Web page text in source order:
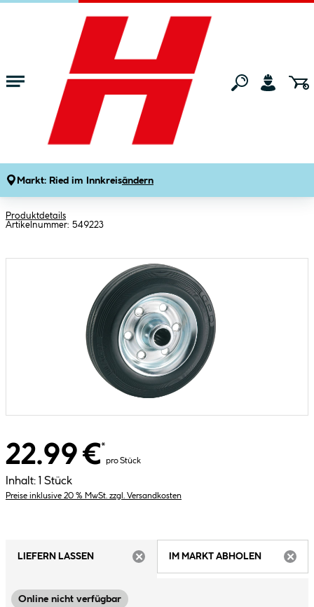
Zum Hauptinhalt springen
Markt: Ried im Innkreisändern
Maschinen & Werkzeuge Eisenwaren
Dörner + Helmer
Vollgummireifen Stahlfelge und
Produktdetails
Artikelnummer: 549223
22.99 €*
pro Stück
Inhalt: 1 Stück
Preise inklusive 20 % MwSt. zzgl. Versandkosten
LIEFERN LASSEN
IM MARKT ABHOLEN
Online nicht verfügbar